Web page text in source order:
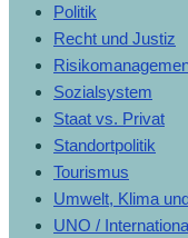
Politik
Recht und Justiz
Sozialsystem
Staat vs. Privat
Standortpolitik
Tourismus
Umwelt, Klima
UNO /